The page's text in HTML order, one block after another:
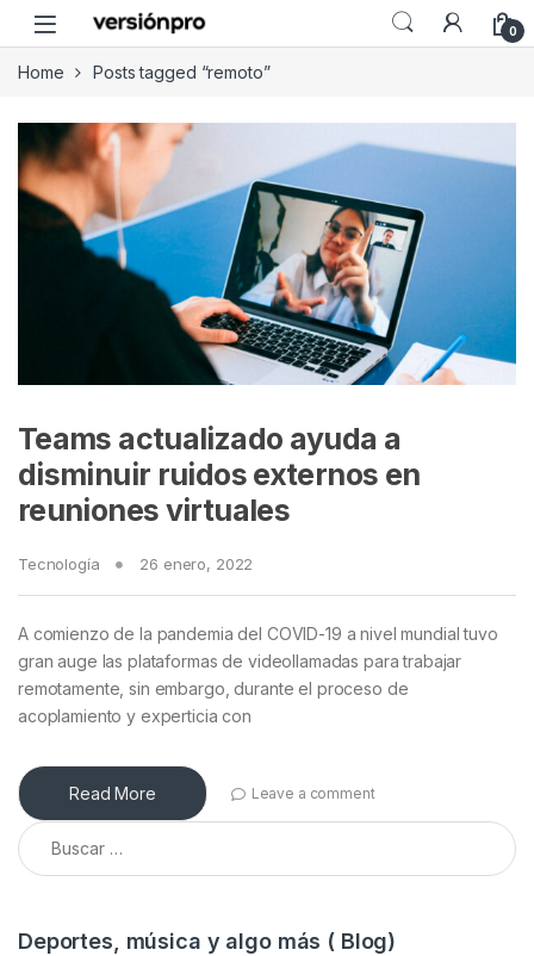
Skip to navigation
Skip to content
0
Home Posts tagged “remoto”
Teams actualizado ayuda a
disminuir ruidos externos en
reuniones virtuales
Tecnología 26 enero, 2022
A comienzo de la pandemia del COVID-19 a nivel mundial tuvo
gran auge las plataformas de videollamadas para trabajar
remotamente, sin embargo, durante el proceso de
acoplamiento y experticia con
Read More Leave a comment
Buscar:
Deportes, música y algo más ( Blog)